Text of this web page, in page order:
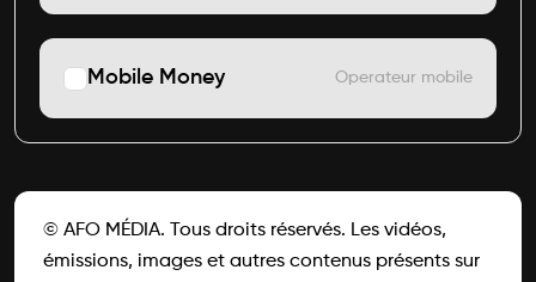
Mobile Money Operateur mobile
© AFO MÉDIA. Tous droits réservés. Les vidéos,
émissions, images et autres contenus présents sur